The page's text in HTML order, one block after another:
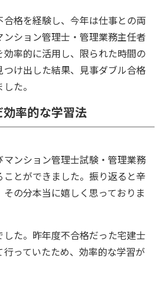
格を経験し、今年は仕事との両
ション管理士・管理業務主任者
率的に活用し、限られた時間の
け出した結果、見事ダブル合格
た。
率的な学習法
ンション管理士試験・管理業務
とができました。振り返ると辛
の分本当に嬉しく思っておりま
た。昨年度不合格だった宅建士
っていたため、効率的な学習が